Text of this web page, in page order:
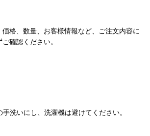
格、数量、お客様情報など、ご注文内容に
確認ください。
洗いにし、洗濯機は避けてください。